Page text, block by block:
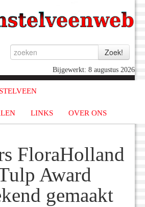
Bijgewerkt: 8 augustus 2026
LINKS OVER ONS
FloraHolland
Award
gemaakt